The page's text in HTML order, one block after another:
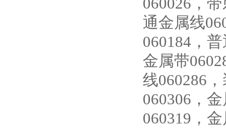
通金属线
060184，
金属带
线060286
060306，
060319，